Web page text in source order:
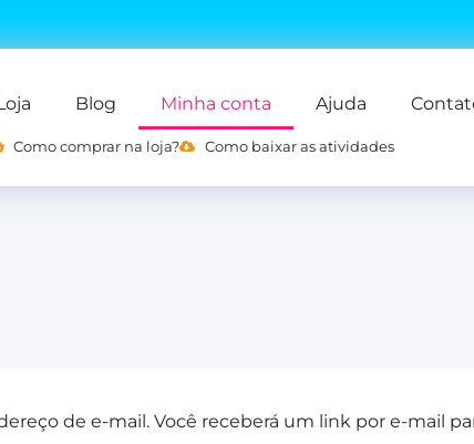
Blog Minha conta Ajuda
Como comprar na loja? Como baixar as atividades
de e-mail. Você receberá um link por e-mail